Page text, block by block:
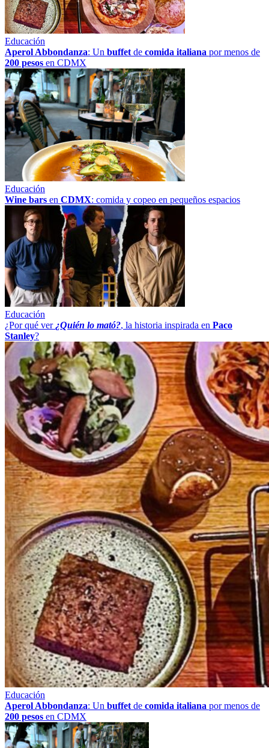
Educación
Aperol Abbondanza: Un buffet de comida italiana por menos de
200 pesos en CDMX
Educación
Wine bars en CDMX: comida y copeo en pequeños espacios
Educación
¿Por qué ver ¿Quién lo mató?, la historia inspirada en Paco
Stanley?
Educación
Aperol Abbondanza: Un buffet de comida italiana por menos de
200 pesos en CDMX